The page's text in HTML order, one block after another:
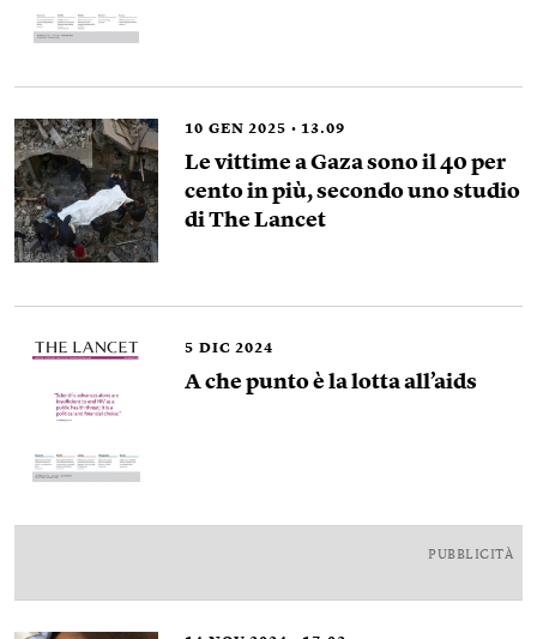
10 GEN 2025 13.09
Le vittime a Gaza sono il 40 per
cento in più, secondo uno studio
di The Lancet
5 DIC 2024
A che punto è la lotta all’aids
PUBBLICITÀ